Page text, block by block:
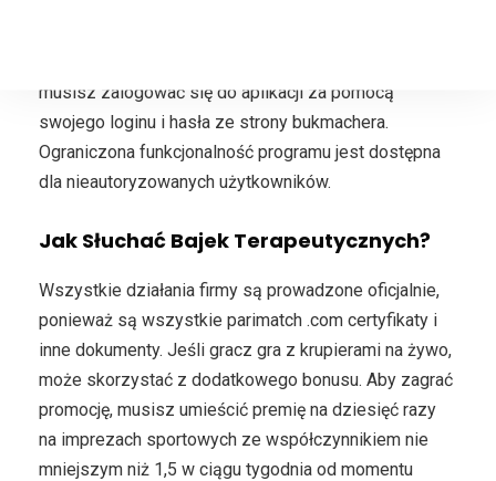
musisz zalogować się do aplikacji za pomocą
swojego loginu i hasła ze strony bukmachera.
Ograniczona funkcjonalność programu jest dostępna
dla nieautoryzowanych użytkowników.
Jak Słuchać Bajek Terapeutycznych?
Wszystkie działania firmy są prowadzone oficjalnie,
ponieważ są wszystkie parimatch .com certyfikaty i
inne dokumenty. Jeśli gracz gra z krupierami na żywo,
może skorzystać z dodatkowego bonusu. Aby zagrać
promocję, musisz umieścić premię na dziesięć razy
na imprezach sportowych ze współczynnikiem nie
mniejszym niż 1,5 w ciągu tygodnia od momentu